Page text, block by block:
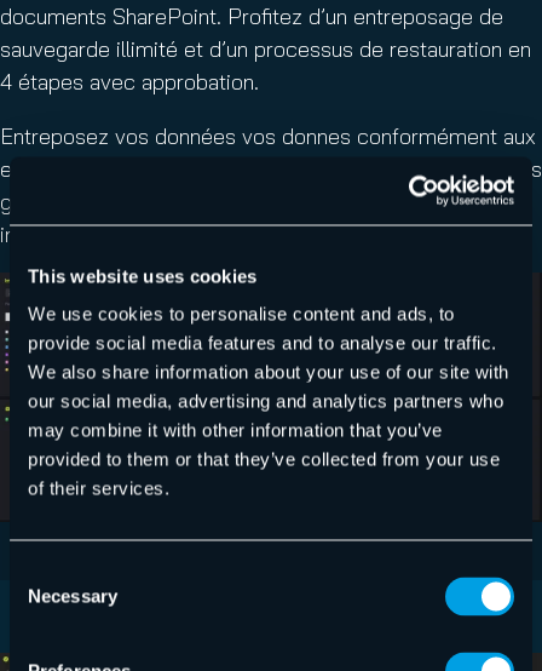
This website uses cookies
We use cookies to personalise content and ads, to
provide social media features and to analyse our traffic.
We also share information about your use of our site with
our social media, advertising and analytics partners who
may combine it with other information that you’ve
provided to them or that they’ve collected from your use
of their services.
Selection
Necessary
documents SharePoint. Profitez d’un entreposage de
sauvegarde illimité et d’un processus de restauration en
4 étapes avec approbation.
Entreposez vos données vos donnes conformément aux
exigences locales en matière de protection des données
grâce à nos 12 centres de données régionaux,
indépendants de l’infrastructure de Microsoft.